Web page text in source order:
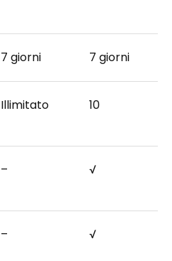
7 giorni 7 giorni
Illimitato 10
– √
– √